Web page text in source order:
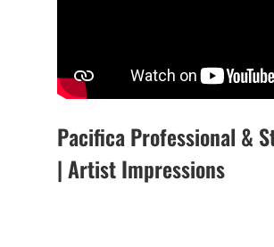
Pacifica Professional &
| Artist Impressions